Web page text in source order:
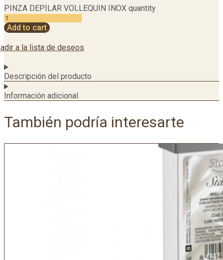
PINZA DEPILAR VOLLEQUIN INOX quantity
Add to cart
a la lista de deseos
Descripción del producto
Información adicional
También podría interesarte